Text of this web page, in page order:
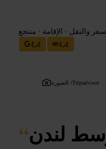
والنقل • الإقامة • منتجع
٤٫٤
٤٫٤
الصورة /Tripadvisor
“لندن